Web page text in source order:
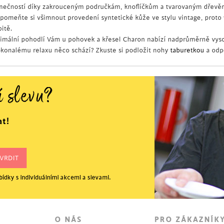
díky zakrouceným područkám, knoflíčkům a tvarovaným
si všimnout provedení syntetické kůže ve stylu vintage, proto
pohodlí Vám u pohovek a křesel Charon nabízí nadprůměrně
relaxu něco schází? Zkuste si podložit nohy taburetkou a
slevu?
s individuálními akcemi a slevami.
O NÁS PRO ZÁKAZNÍKY